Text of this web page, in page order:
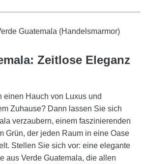
Zeitlose Eleganz
einen Hauch von Luxus und
Zuhause? Dann lassen Sie sich
verzaubern, einem faszinierenden
Grün, der jeden Raum in eine Oase
Stellen Sie sich vor: eine elegante
aus Verde Guatemala, die allen